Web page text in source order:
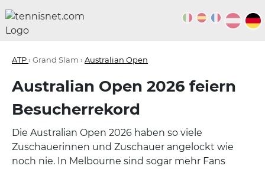
ATP› Grand Slam › Australian Open
Australian Open 2026 feiern
Besucherrekord
Die Australian Open 2026 haben so viele
Zuschauerinnen und Zuschauer angelockt wie
noch nie. In Melbourne sind sogar mehr Fans